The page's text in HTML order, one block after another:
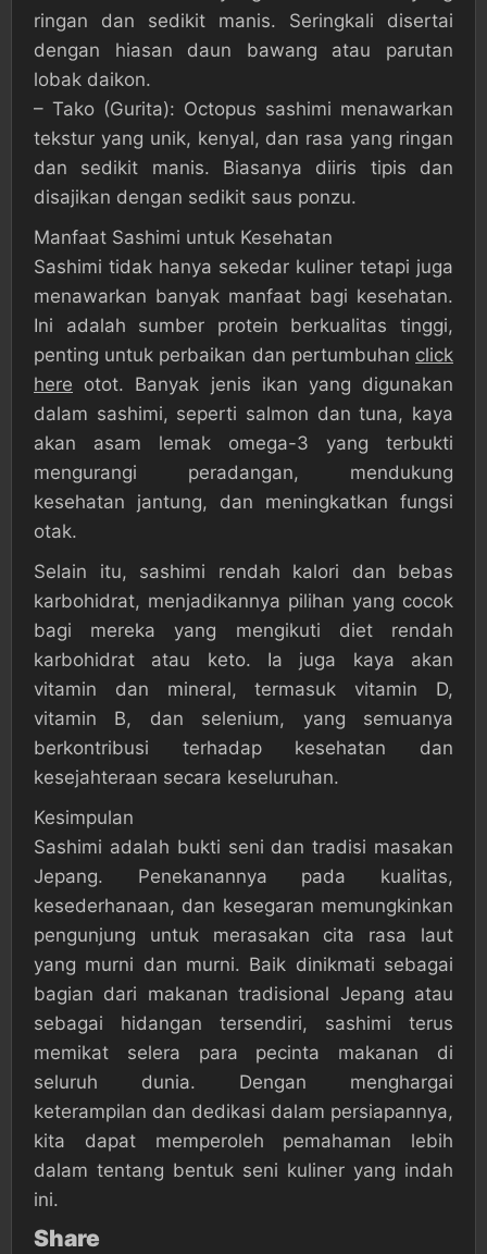
ringan dan sedikit manis. Seringkali disertai
dengan hiasan daun bawang atau parutan
lobak daikon.
– Tako (Gurita): Octopus sashimi menawarkan
tekstur yang unik, kenyal, dan rasa yang ringan
dan sedikit manis. Biasanya diiris tipis dan
disajikan dengan sedikit saus ponzu.
Manfaat Sashimi untuk Kesehatan
Sashimi tidak hanya sekedar kuliner tetapi juga
menawarkan banyak manfaat bagi kesehatan.
Ini adalah sumber protein berkualitas tinggi,
penting untuk perbaikan dan pertumbuhan click
here otot. Banyak jenis ikan yang digunakan
dalam sashimi, seperti salmon dan tuna, kaya
akan asam lemak omega-3 yang terbukti
mengurangi peradangan, mendukung
kesehatan jantung, dan meningkatkan fungsi
otak.
Selain itu, sashimi rendah kalori dan bebas
karbohidrat, menjadikannya pilihan yang cocok
bagi mereka yang mengikuti diet rendah
karbohidrat atau keto. Ia juga kaya akan
vitamin dan mineral, termasuk vitamin D,
vitamin B, dan selenium, yang semuanya
berkontribusi terhadap kesehatan dan
kesejahteraan secara keseluruhan.
Kesimpulan
Sashimi adalah bukti seni dan tradisi masakan
Jepang. Penekanannya pada kualitas,
kesederhanaan, dan kesegaran memungkinkan
pengunjung untuk merasakan cita rasa laut
yang murni dan murni. Baik dinikmati sebagai
bagian dari makanan tradisional Jepang atau
sebagai hidangan tersendiri, sashimi terus
memikat selera para pecinta makanan di
seluruh dunia. Dengan menghargai
keterampilan dan dedikasi dalam persiapannya,
kita dapat memperoleh pemahaman lebih
dalam tentang bentuk seni kuliner yang indah
ini.
Share